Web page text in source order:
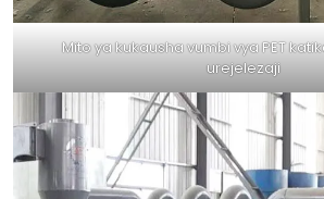
Mito ya kukausha vumbi vya PET
urejelezaji